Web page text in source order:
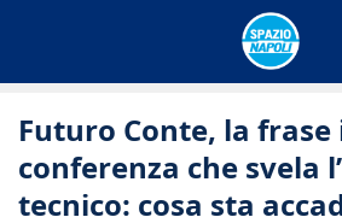
Futuro Conte, la frase
conferenza che svela
tecnico: cosa sta